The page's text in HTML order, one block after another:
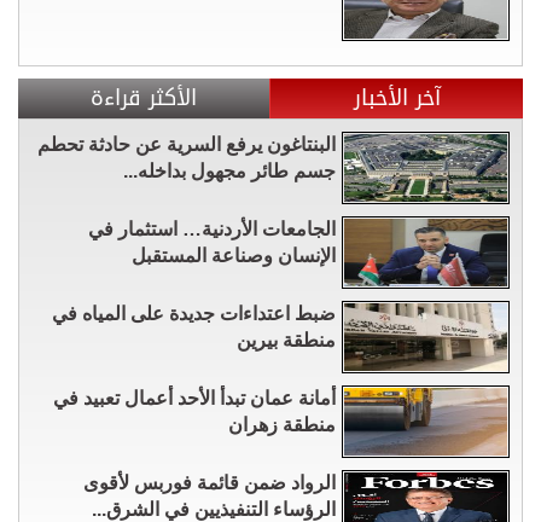
آخر الأخبار الأكثر قراءة
البنتاغون يرفع السرية عن حادثة تحطم
جسم طائر مجهول بداخله...
الجامعات الأردنية… استثمار في
الإنسان وصناعة المستقبل
ضبط اعتداءات جديدة على المياه في
منطقة بيرين
أمانة عمان تبدأ الأحد أعمال تعبيد في
منطقة زهران
الرواد ضمن قائمة فوربس لأقوى
الرؤساء التنفيذيين في الشرق...